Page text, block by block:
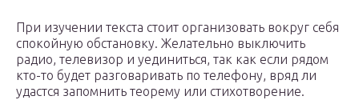
При изучении текста стоит организовать вокруг себя
спокойную обстановку. Желательно выключить
радио, телевизор и уединиться, так как если рядом
кто-то будет разговаривать по телефону, вряд ли
удастся запомнить теорему или стихотворение.